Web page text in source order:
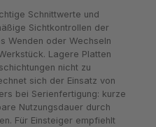
Schnittwerte und
Sichtkontrollen der
Wenden oder Wechseln
Lagere Platten
nicht zu
sich der Einsatz von
bei Serienfertigung: kurze
Nutzungsdauer durch
Für Einsteiger empfiehlt